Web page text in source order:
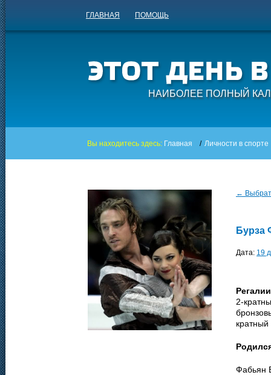
ГЛАВНАЯ ПОМОЩЬ
НАИБОЛЕЕ ПОЛНЫЙ
Вы находитесь здесь: Главная / Личности в спорте
←
Бурза
Дата: 19
2-
Фабьян